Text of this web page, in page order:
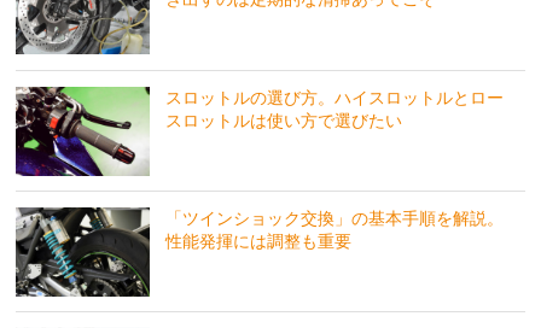
スロットルの選び方。ハイスロットルとロー
スロットルは使い方で選びたい
「ツインショック交換」の基本手順を解説。
性能発揮には調整も重要